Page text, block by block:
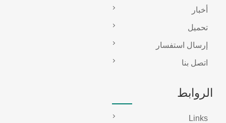
أخبار
تحميل
إرسال استفسار
اتصل بنا
الروابط
Links